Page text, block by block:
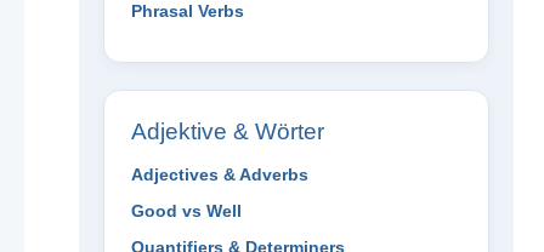
Phrasal Verbs
Adjektive & Wörter
Adjectives & Adverbs
Good vs Well
Quantifiers & Determiners